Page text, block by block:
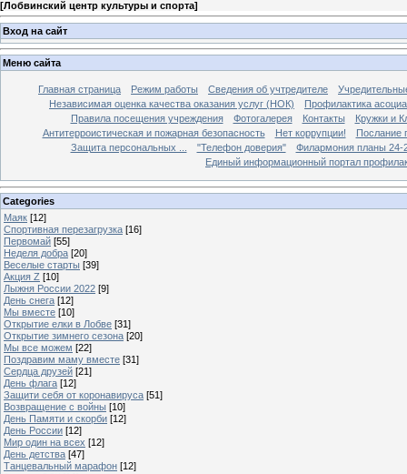
[Лобвинский центр культуры и спорта]
Вход на сайт
Меню сайта
Главная страница Режим работы Сведения об учтредителе
Независимая оценка качества оказания услуг (НОК)
Профилактика
Правила посещения учреждения
Фотогалерея Контакты
Кружки и
Антитерроистическая и пожарная безопасность
Нет коррупции!
Послание
Защита персональных ...
"Телефон доверия"
Филармония планы 24-
Единый информационный портал
Categories
Маяк [12]
Спортивная перезагрузка [16]
Первомай [55]
Неделя добра [20]
Веселые старты [39]
Акция Z [10]
Лыжня России 2022 [9]
День снега [12]
Мы вместе [10]
Открытие елки в Лобве [31]
Открытие зимнего сезона [20]
Мы все можем [22]
Поздравим маму вместе [31]
Сердца друзей [21]
День флага [12]
Защити себя от коронавируса [51]
Возвращение с войны [10]
День Памяти и скорби [12]
День России [12]
Мир один на всех [12]
День детства [47]
Танцевальный марафон [12]